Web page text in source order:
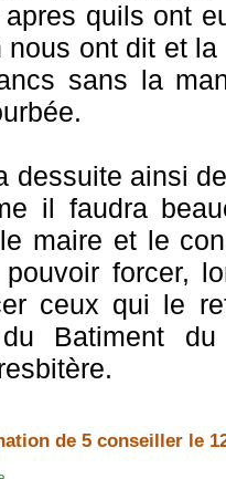
apres quils ont
sans la
dessuite ainsi
faudra beaucoup de
maire et le
lors qu'on commandera à la
ceux qui le
du
de 5 conseiller le